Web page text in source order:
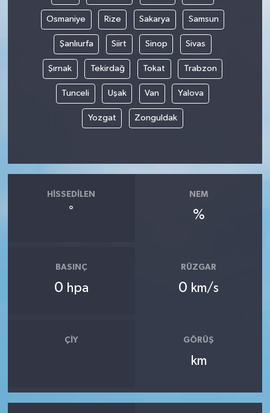
Osmaniye Rize Sakarya Samsun
Şanlıurfa Siirt Sinop Sivas
Şırnak Tekirdağ Tokat Trabzon
Tunceli Uşak Van Yalova
Yozgat Zonguldak
HISSEDILEN
°
NEM
%
BASINÇ
0 hpa
RÜZGAR
0 km/s
ÇIY GÖRÜŞ
km